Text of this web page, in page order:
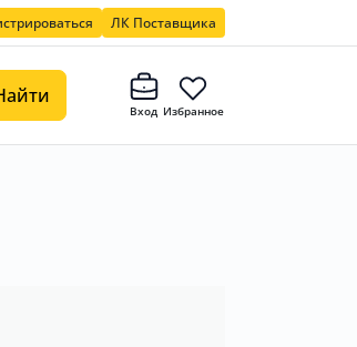
ЛК Поставщика
Вход Избранное